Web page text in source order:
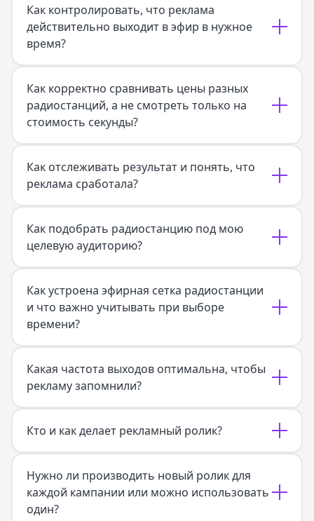
Как контролировать, что реклама
действительно выходит в эфир в нужное
время?
Как корректно сравнивать цены разных
радиостанций, а не смотреть только на
стоимость секунды?
Как отслеживать результат и понять, что
реклама сработала?
Как подобрать радиостанцию под мою
целевую аудиторию?
Как устроена эфирная сетка радиостанции
и что важно учитывать при выборе
времени?
Какая частота выходов оптимальна, чтобы
рекламу запомнили?
Кто и как делает рекламный ролик?
Нужно ли производить новый ролик для
каждой кампании или можно использовать
один?